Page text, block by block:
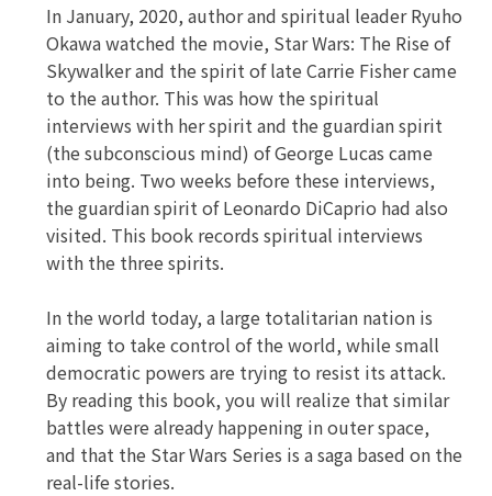
In January, 2020, author and spiritual leader Ryuho
Okawa watched the movie, Star Wars: The Rise of
Skywalker and the spirit of late Carrie Fisher came
to the author. This was how the spiritual
interviews with her spirit and the guardian spirit
(the subconscious mind) of George Lucas came
into being. Two weeks before these interviews,
the guardian spirit of Leonardo DiCaprio had also
visited. This book records spiritual interviews
with the three spirits.
In the world today, a large totalitarian nation is
aiming to take control of the world, while small
democratic powers are trying to resist its attack.
By reading this book, you will realize that similar
battles were already happening in outer space,
and that the Star Wars Series is a saga based on the
real-life stories.